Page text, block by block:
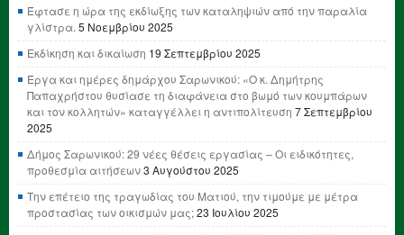
Έφτασε η ώρα της εκδίωξης των καταληψιών από την παραλία
γλίστρα. 5 Νοεμβρίου 2025
Εκδίκηση και δικαίωση 19 Σεπτεμβρίου 2025
Έργα και ημέρες δημάρχου Σαρωνικού: «Ο κ. Δημήτρης
Παπαχρήστου θυσίασε τη διαφάνεια στο βωμό των κουμπάρων
και τον κολλητών» καταγγέλλει η αντιπολίτευση 7 Σεπτεμβρίου
2025
Δήμος Σαρωνικού: 29 νέες θέσεις εργασίας – Οι ειδικότητες,
προθεσμία αιτήσεων3 Αυγούστου 2025
Την επέτειο της τραγωδίας του Ματιού, την τιμούμε με μέτρα
προστασίας των οικισμών μας;23 Ιουλίου 2025